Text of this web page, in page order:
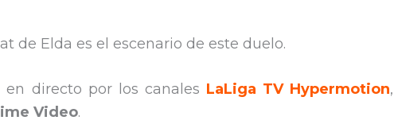
de Elda es el escenario de este duelo.
directo por los canales LaLiga TV Hypermotion,
Video.